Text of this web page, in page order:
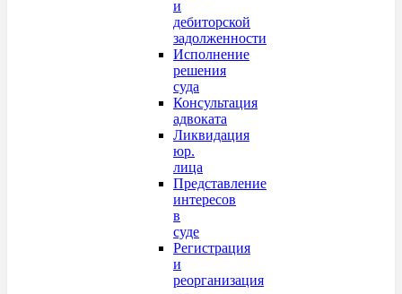
и
дебиторской
задолженности
Исполнение
решения
суда
Консультация
адвоката
Ликвидация
юр.
лица
Представление
интересов
в
суде
Регистрация
и
реорганизация